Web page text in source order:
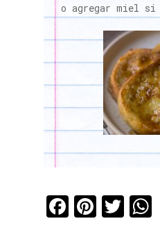
o agregar miel si